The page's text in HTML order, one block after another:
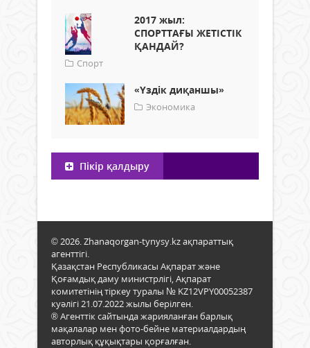
2017 жыл:
СПОРТТАҒЫ ЖЕТІСТІК
ҚАНДАЙ?
Спорт
«Үздік диқаншы»
Экономика
Пікір қалдыру
© 2026. Zhanaqorgan-tynysy.kz ақпараттық
агенттігі.
Қазақстан Республикасы Ақпарат және
Қоғамдық даму министрлігі, Ақпарат
комитетінің тіркеу туралы № KZ12VPY00052387
куәлігі 21.07.2022 жылы берілген.
® Агенттік сайтында жарияланған барлық
мақалалар мен фото-бейне материалдардың
авторлық құқықтары қорғалған.